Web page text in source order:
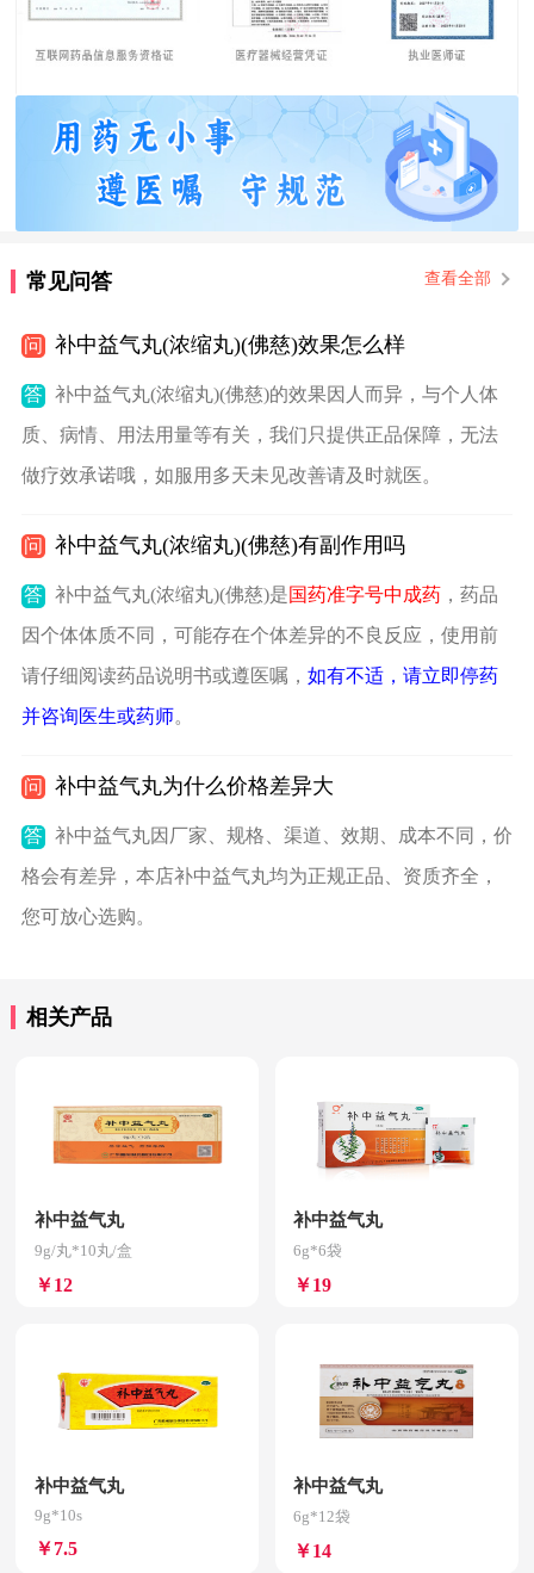
常见问答 查看全部
问 补中益气丸(浓缩丸)(佛慈)效果怎么样
答 补中益气丸(浓缩丸)(佛慈)的效果因人而异，与个人体
质、病情、用法用量等有关，我们只提供正品保障，无法
做疗效承诺哦，如服用多天未见改善请及时就医。
问 补中益气丸(浓缩丸)(佛慈)有副作用吗
答 补中益气丸(浓缩丸)(佛慈)是国药准字号中成药，药品
因个体体质不同，可能存在个体差异的不良反应，使用前
请仔细阅读药品说明书或遵医嘱， 如有不适，请立即停药
并咨询医生或药师。
问 补中益气丸为什么价格差异大
答 补中益气丸因厂家、规格、渠道、效期、成本不同，价
格会有差异，本店补中益气丸均为正规正品、资质齐全，
您可放心选购。
相关产品
补中益气丸
9g/丸*10丸/盒
￥12
补中益气丸
6g*6袋
￥19
补中益气丸
9g*10s
￥7.5
补中益气丸
6g*12袋
￥14